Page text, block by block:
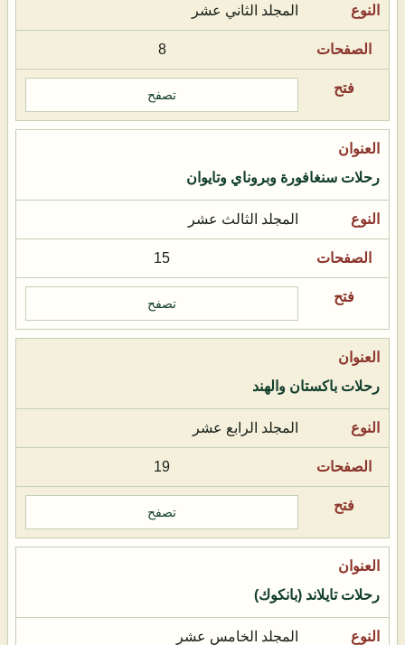
المجلد الثاني عشر
8
تصفح
رحلات سنغافورة وبروناي وتايوان
المجلد الثالث عشر
15
تصفح
رحلات باكستان والهند
المجلد الرابع عشر
19
تصفح
رحلات تايلاند (بانكوك)
المجلد الخامس عشر